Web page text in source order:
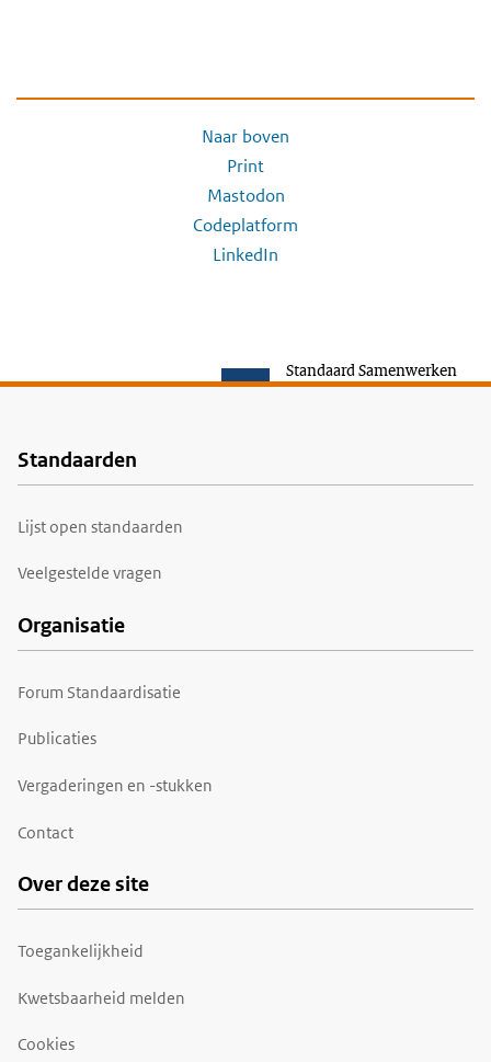
Naar boven
Print
Mastodon
Codeplatform
LinkedIn
Standaard Samenwerken
Voet
Standaarden
Lijst open standaarden
Veelgestelde vragen
Organisatie
Forum Standaardisatie
Publicaties
Vergaderingen en -stukken
Contact
Over deze site
Toegankelijkheid
Kwetsbaarheid melden
Cookies